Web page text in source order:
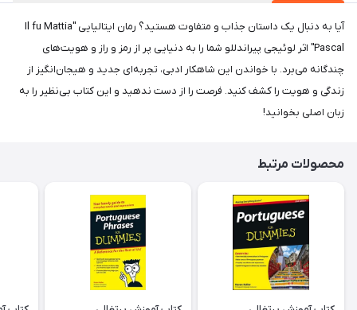
آیا به دنبال یک داستان جذاب و متفاوت هستید؟ رمان ایتالیایی "Il fu Mattia
Pascal" اثر لوئیجی پیراندللو شما را به دنیایی پر از رمز و راز و هویت‌های
چندگانه می‌برد. با خواندن این شاهکار ادبی، تجربه‌ای جدید و هیجان‌انگیز از
زندگی و هویت را کشف کنید. فرصت را از دست ندهید و این کتاب بی‌نظیر را به
زبان اصلی بخوانید!
محصولات مرتبط